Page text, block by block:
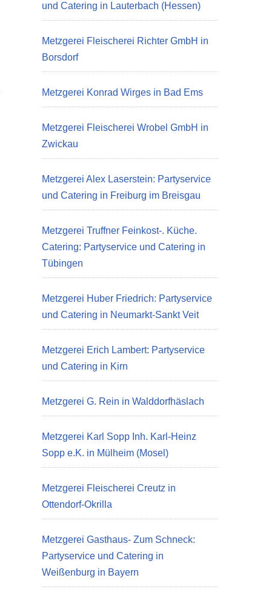
und Catering in Lauterbach (Hessen)
Metzgerei Fleischerei Richter GmbH in
Borsdorf
Metzgerei Konrad Wirges in Bad Ems
Metzgerei Fleischerei Wrobel GmbH in
Zwickau
Metzgerei Alex Laserstein: Partyservice
und Catering in Freiburg im Breisgau
Metzgerei Truffner Feinkost-. Küche.
Catering: Partyservice und Catering in
Tübingen
Metzgerei Huber Friedrich: Partyservice
und Catering in Neumarkt-Sankt Veit
Metzgerei Erich Lambert: Partyservice
und Catering in Kirn
Metzgerei G. Rein in Walddorfhäslach
Metzgerei Karl Sopp Inh. Karl-Heinz
Sopp e.K. in Mülheim (Mosel)
Metzgerei Fleischerei Creutz in
Ottendorf-Okrilla
Metzgerei Gasthaus- Zum Schneck:
Partyservice und Catering in
Weißenburg in Bayern